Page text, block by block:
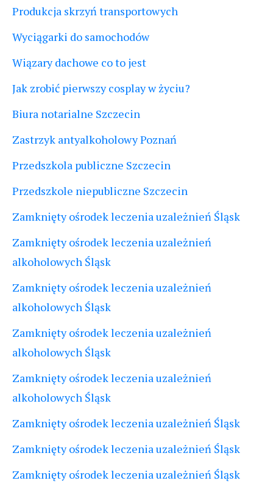
Produkcja skrzyń transportowych
Wyciągarki do samochodów
Wiązary dachowe co to jest
Jak zrobić pierwszy cosplay w życiu?
Biura notarialne Szczecin
Zastrzyk antyalkoholowy Poznań
Przedszkola publiczne Szczecin
Przedszkole niepubliczne Szczecin
Zamknięty ośrodek leczenia uzależnień Śląsk
Zamknięty ośrodek leczenia uzależnień
alkoholowych Śląsk
Zamknięty ośrodek leczenia uzależnień
alkoholowych Śląsk
Zamknięty ośrodek leczenia uzależnień
alkoholowych Śląsk
Zamknięty ośrodek leczenia uzależnień
alkoholowych Śląsk
Zamknięty ośrodek leczenia uzależnień Śląsk
Zamknięty ośrodek leczenia uzależnień Śląsk
Zamknięty ośrodek leczenia uzależnień Śląsk